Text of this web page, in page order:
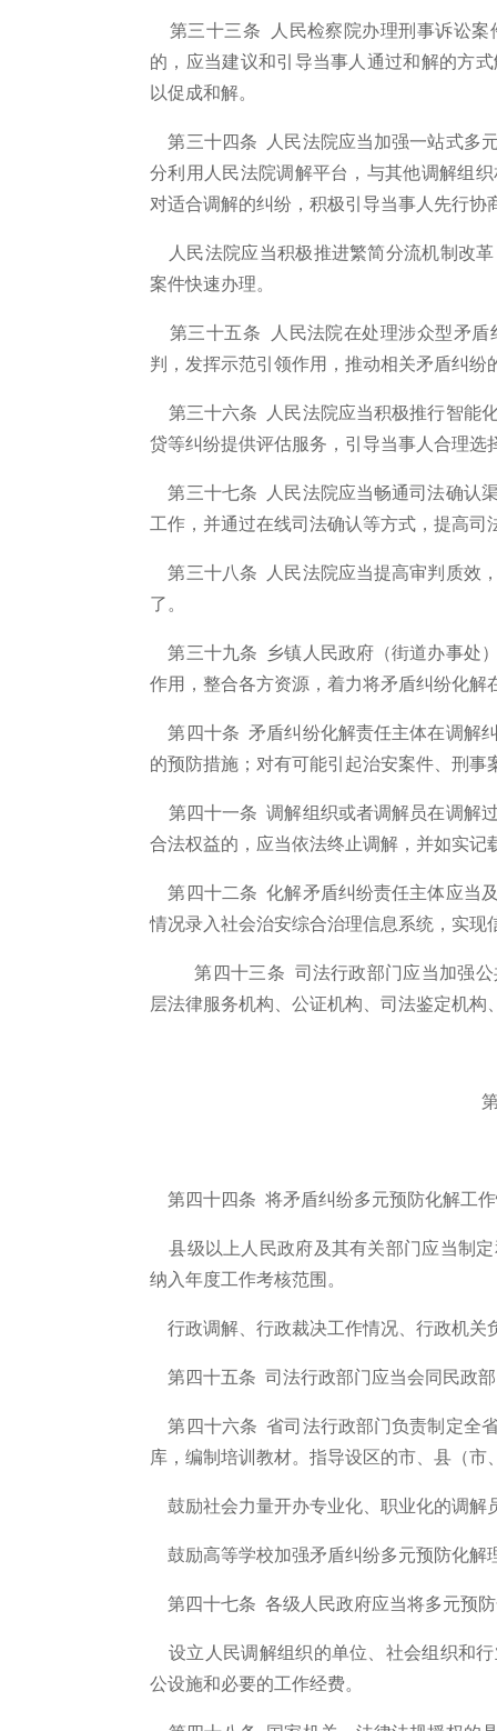
第三十三条 人民检察院办理刑事诉讼案
的，应当建议和引导当事人通过和解的方
以促成和解。
第三十四条 人民法院应当加强一站式多
分利用人民法院调解平台，与其他调解组
对适合调解的纠纷，积极引导当事人先行
人民法院应当积极推进繁简分流机制改
案件快速办理。
第三十五条 人民法院在处理涉众型矛盾
判，发挥示范引领作用，推动相关矛盾纠纷
第三十六条 人民法院应当积极推行智能
贷等纠纷提供评估服务，引导当事人合理选
第三十七条 人民法院应当畅通司法确认
工作，并通过在线司法确认等方式，提高司
第三十八条 人民法院应当提高审判质效
了。
第三十九条 乡镇人民政府（街道办事处
作用，整合各方资源，着力将矛盾纠纷化解
第四十条 矛盾纠纷化解责任主体在调解
的预防措施；对有可能引起治安案件、刑
第四十一条 调解组织或者调解员在调解
合法权益的，应当依法终止调解，并如实记
第四十二条 化解矛盾纠纷责任主体应当
情况录入社会治安综合治理信息系统，实现
第四十三条 司法行政部门应当加强
层法律服务机构、公证机构、司法鉴定机
第四十四条 将矛盾纠纷多元预防化解工
县级以上人民政府及其有关部门应当制
纳入年度工作考核范围。
行政调解、行政裁决工作情况、行政机关
第四十五条 司法行政部门应当会同民政
第四十六条 省司法行政部门负责制定全
库，编制培训教材。指导设区的市、县（
鼓励社会力量开办专业化、职业化的调解
鼓励高等学校加强矛盾纠纷多元预防化解
第四十七条 各级人民政府应当将多元预
设立人民调解组织的单位、社会组织和
公设施和必要的工作经费。